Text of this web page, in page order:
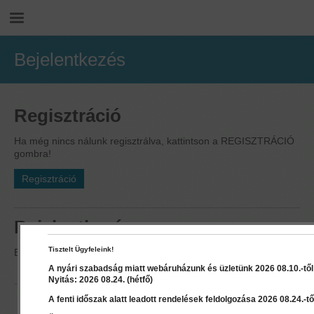
Bejelentkezés
Regisztráció
Ha még nincs nálunk regisztrálva, kattintson a REGISZTRÁCIÓ
gombra!
Regisztráció
Bejelentkezés
Elfelejtett jelszó esetén kérjük kattintson
E-mail
cím: *
Tisztelt Ügyfeleink!
A nyári szabadság miatt webáruházunk és üzletünk 2026 08.10.-
Nyitás: 2026 08.24. (hétfő)
A fenti időszak alatt leadott rendelések feldolgozása 2026 08.24.-